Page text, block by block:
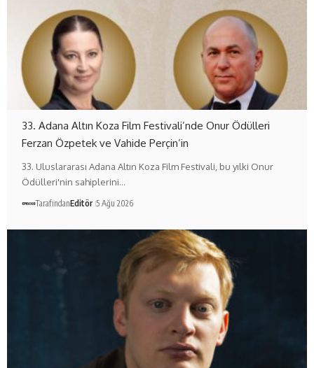
33. Adana Altın Koza Film Festivali’nde Onur Ödülleri
Ferzan Özpetek ve Vahide Perçin’in
33. Uluslararası Adana Altın Koza Film Festivali, bu yılki Onur
Ödülleri'nin sahiplerini…
TarafındanEditör 5 Ağu 2026